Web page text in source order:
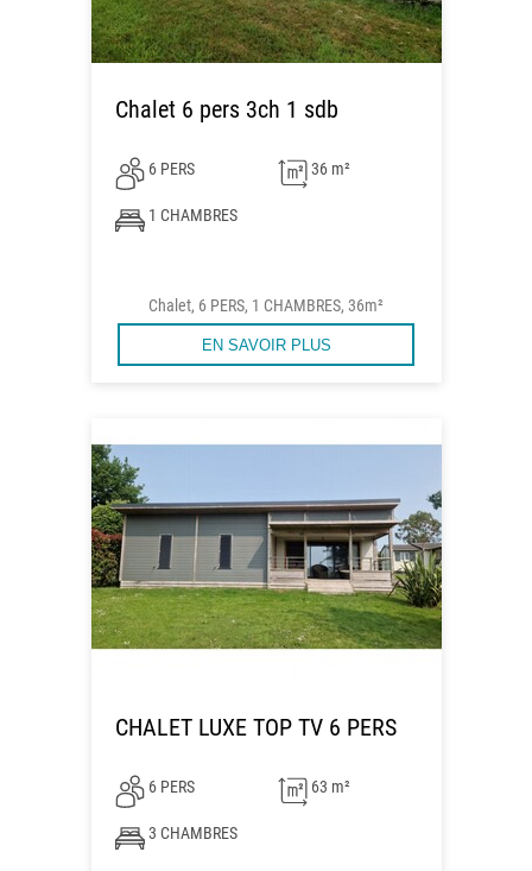
Chalet 6 pers 3ch 1 sdb
6 PERS 36 m²
1 CHAMBRES
Chalet, 6 PERS, 1 CHAMBRES, 36m²
EN SAVOIR PLUS
CHALET LUXE TOP TV 6 PERS
6 PERS 63 m²
3 CHAMBRES